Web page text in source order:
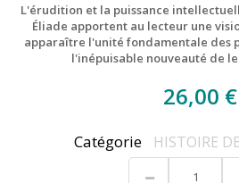
L'érudition et la puissance
Éliade apportent au lecteur une
apparaître l'unité fondamentale des
l'inépuisable nouveauté de
26,00 €
Catégorie HISTOIRE